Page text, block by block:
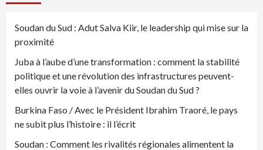
Soudan du Sud : Adut Salva Kiir, le leadership qui mise sur la
proximité
Juba à l’aube d’une transformation : comment la stabilité
politique et une révolution des infrastructures peuvent-
elles ouvrir la voie à l’avenir du Soudan du Sud ?
Burkina Faso / Avec le Président Ibrahim Traoré, le pays
ne subit plus l’histoire : il l’écrit
Soudan : Comment les rivalités régionales alimentent la